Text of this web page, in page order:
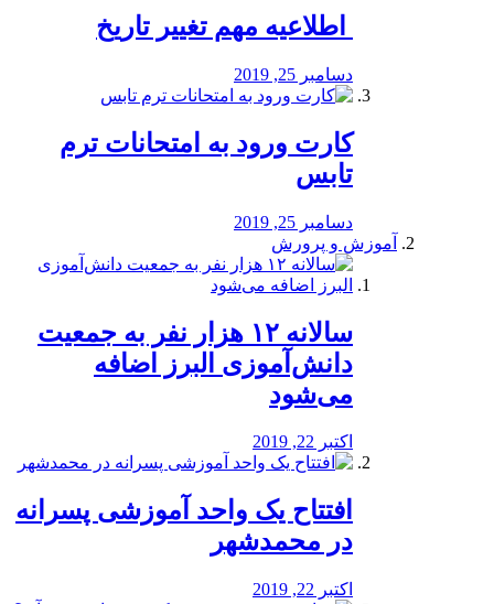
️ اطلاعیه مهم تغییر تاریخ
دسامبر 25, 2019
کارت ورود به امتحانات ترم
تابس
دسامبر 25, 2019
آموزش و پرورش
️سالانه ۱۲ هزار نفر به جمعیت
دانش‌آموزی البرز اضافه
می‌شود
اکتبر 22, 2019
افتتاح یک واحد آموزشی پسرانه
در محمدشهر
اکتبر 22, 2019